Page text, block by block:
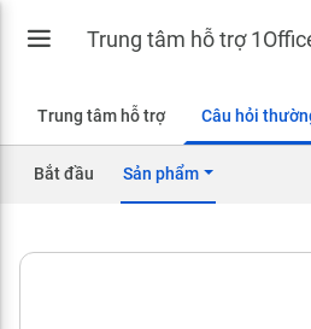
Trung tâm hỗ trợ
Trung tâm hỗ trợ Câu hỏi
Bắt đầu Sản phẩm